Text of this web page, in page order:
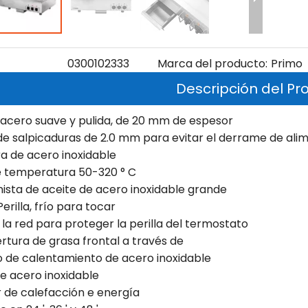
0300102333 Marca del producto: Primo
Descripción del
suave y pulida, de 20 mm de espesor
salpicaduras de 2.0 mm para evitar el derrame de
de acero inoxidable
temperatura 50-320 ° C
de aceite de acero inoxidable grande
frío para tocar
la red para proteger la perilla del termostato
de grasa frontal a través de
de calentamiento de acero inoxidable
acero inoxidable
de calefacción e energía